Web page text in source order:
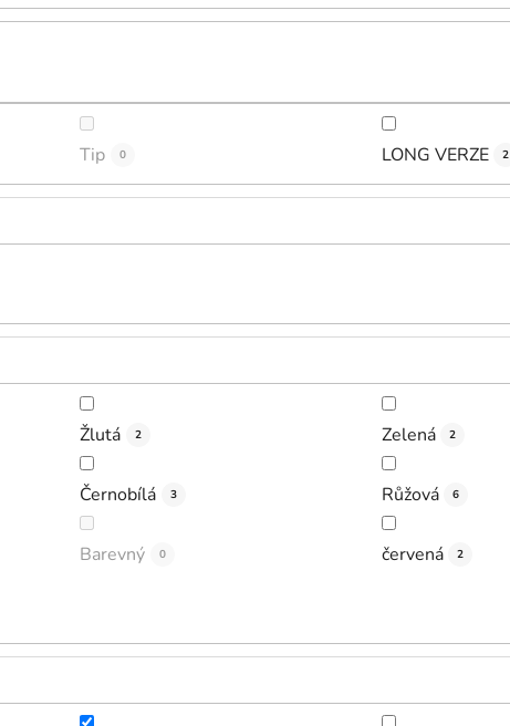
t
Tip 0 LONG VERZE 2
Žlutá 2 Zelená 2
Černobílá 3 Růžová 6
Barevný 0 červená 2